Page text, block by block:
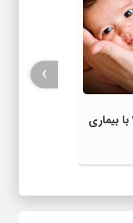
افزایش ابتلا به دیابت نوع 2 با بیماری
›